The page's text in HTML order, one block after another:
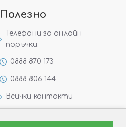
Полезно
Телефони за онлайн
поръчки:
0888 870 173
0888 806 144
Всички контакти